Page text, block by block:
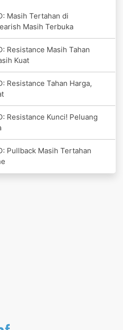
Masih Tertahan di
Masih Terbuka
Resistance Masih Tahan
Kuat
Resistance Tahan Harga,
Resistance Kunci! Peluang
Pullback Masih Tertahan